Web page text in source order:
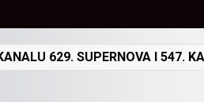
629. SUPERNOVA I 547.